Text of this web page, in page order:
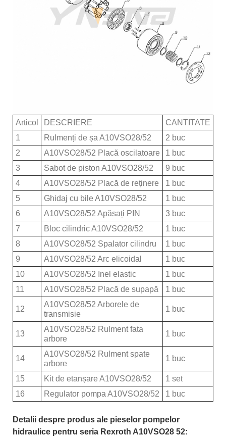
Articol DESCRIERE
CANTITATE
1
Rulmenți de șa A10VSO28/52
2 buc
2
A10VSO28/52 Placă oscilatoare
1 buc
3
Sabot de piston A10VSO28/52
9 buc
4
A10VSO28/52 Placă de reținere
1 buc
5
Ghidaj cu bile A10VSO28/52
1 buc
6
A10VSO28/52 Apăsați PIN
3 buc
7
Bloc cilindric A10VSO28/52
1 buc
8
A10VSO28/52 Spalator cilindru
1 buc
9
A10VSO28/52 Arc elicoidal
1 buc
10
A10VSO28/52 Inel elastic
1 buc
11
A10VSO28/52 Placă de supapă 1 buc
12
A10VSO28/52 Arborele de
transmisie
1 buc
13
A10VSO28/52 Rulment fata
arbore
1 buc
14
A10VSO28/52 Rulment spate
arbore
1 buc
15 Kit de etanșare A10VSO28/52
1 set
16
Regulator pompa A10VSO28/52 1 buc
Detalii despre produs ale pieselor pompelor
hidraulice pentru seria Rexroth A10VSO28 52: